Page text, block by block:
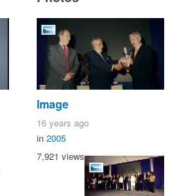
Image
16 years ago
in 2005
7,921 views